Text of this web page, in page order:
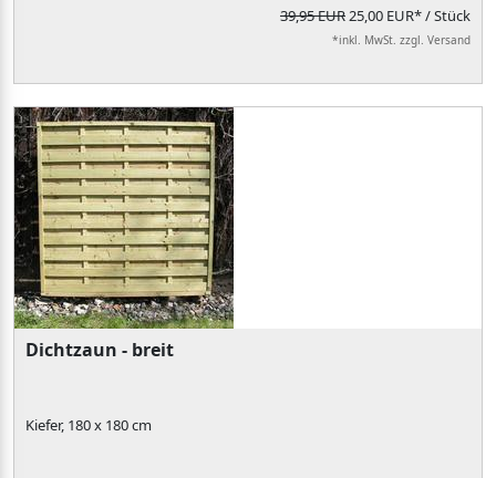
39,95 EUR25,00 EUR*/ Stück
*inkl. MwSt. zzgl. Versand
Dichtzaun - breit
Kiefer, 180 x 180 cm